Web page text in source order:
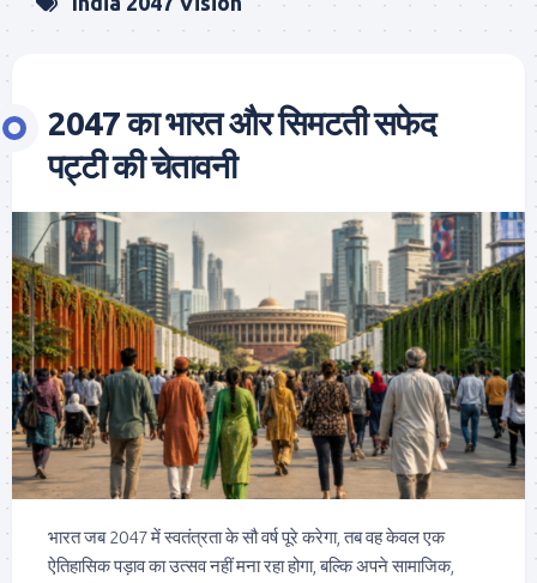
2047 का भारत और सिमटती सफेद
पट्टी की चेतावनी
भारत जब 2047 में स्वतंत्रता के सौ वर्ष पूरे करेगा, तब वह केवल एक
ऐतिहासिक पड़ाव का उत्सव नहीं मना रहा होगा, बल्कि अपने सामाजिक,